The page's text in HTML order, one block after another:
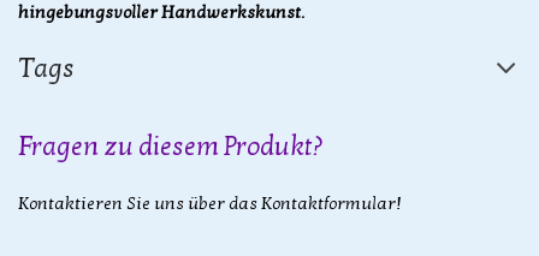
hingebungsvoller Handwerkskunst.
Tags
Fragen zu diesem Produkt?
Kontaktieren Sie uns über das Kontaktformular!